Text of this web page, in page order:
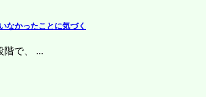
なかったことに気づく
階で、 ...